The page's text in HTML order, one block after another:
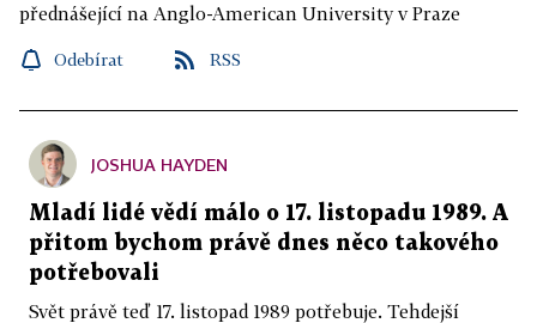
přednášející na Anglo-American University v Praze
Odebírat RSS
JOSHUA HAYDEN
Mladí lidé vědí málo o 17. listopadu 1989. A
přitom bychom právě dnes něco takového
potřebovali
Svět právě teď 17. listopad 1989 potřebuje. Tehdejší